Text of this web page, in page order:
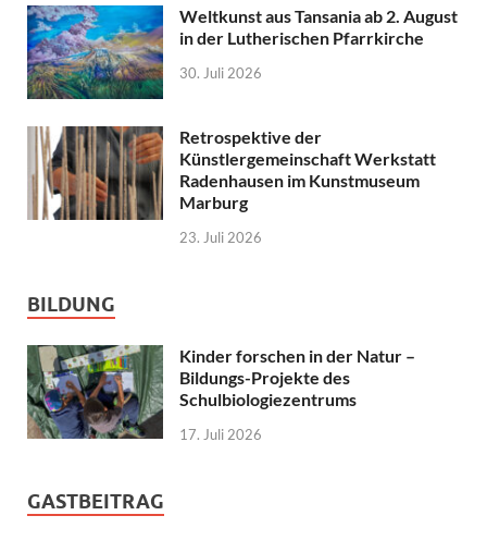
Weltkunst aus Tansania ab 2. August
in der Lutherischen Pfarrkirche
30. Juli 2026
Retrospektive der
Künstlergemeinschaft Werkstatt
Radenhausen im Kunstmuseum
Marburg
23. Juli 2026
BILDUNG
Kinder forschen in der Natur –
Bildungs-Projekte des
Schulbiologiezentrums
17. Juli 2026
GASTBEITRAG